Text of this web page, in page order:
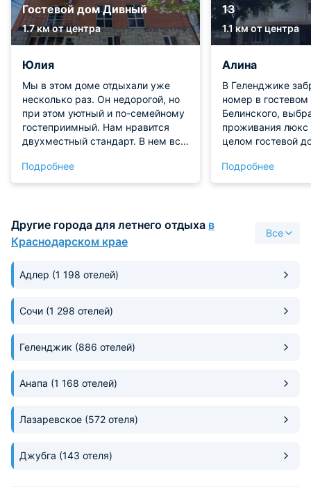
Гостевой дом Дивный
1.7 км от центра
Юлия
Мы в этом доме отдыхали уже
несколько раз. Он недорогой, но
при этом уютный и по-семейному
гостеприимный. Нам нравится
двухместный стандарт. В нем все
остается очень много места.
Шкаф для одежды большой с
есть где хранить, всегда можно
на себя посмотреть перед
выходом. На этаже есть
чистый. И в целом уборки здесь
Подробнее
13
1.1 км от центра
Алина
В Геленджике
номер в
Белинского,
проживания
целом гостевой
люкс здесь
и может не всех
холодильника.
или спортивная
приготовление
Подробнее
Другие города для летнего отдыха в
Краснодарском крае
Все
Адлер (1 198 отелей)
Сочи (1 298 отелей)
Геленджик (886 отелей)
Анапа (1 168 отелей)
Лазаревское (572 отеля)
Джубга (143 отеля)